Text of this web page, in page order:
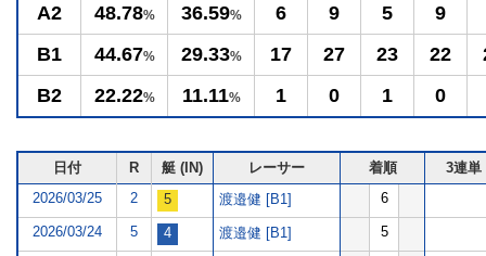
A2
48.78% 36.59% 6 9 5
9
B1
44.67% 29.33% 17 27 23 22
B2
22.22% 11.11% 1 0 1 0
日付 R 艇 (IN) レーサー 着順
3連単
2026/03/25
2 渡邉健 [B1] 6
2026/03/24 5 渡邉健 [B1] 5